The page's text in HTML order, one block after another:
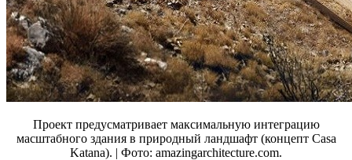
Проект предусматривает максимальную интеграцию
масштабного здания в природный ландшафт (концепт Casa
Katana). | Фото: amazingarchitecture.com.